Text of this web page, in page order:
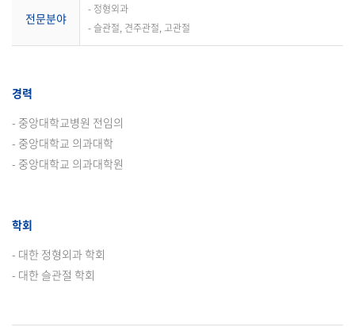
전문분야
- 정형외과
- 슬관절, 견주관절, 고관절
경력
- 중앙대학교병원 전임의
- 중앙대학교 의과대학
- 중앙대학교 의과대학원
학회
- 대한 정형외과 학회
- 대한 슬관절 학회